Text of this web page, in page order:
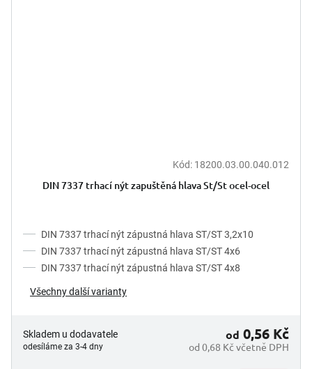
Kód: 18200.03.00.040.012
DIN 7337 trhací nýt zapuštěná hlava St/St ocel-ocel
DIN 7337 trhací nýt zápustná hlava ST/ST 3,2x10
DIN 7337 trhací nýt zápustná hlava ST/ST 4x6
DIN 7337 trhací nýt zápustná hlava ST/ST 4x8
Všechny další varianty
Skladem u dodavatele
odesíláme za 3-4 dny od 0,68 Kč včetně DPH
od 0,56 Kč